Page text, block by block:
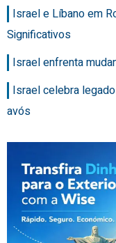
Israel e Líbano em
Significativos
Israel enfrenta
Israel celebra
avós